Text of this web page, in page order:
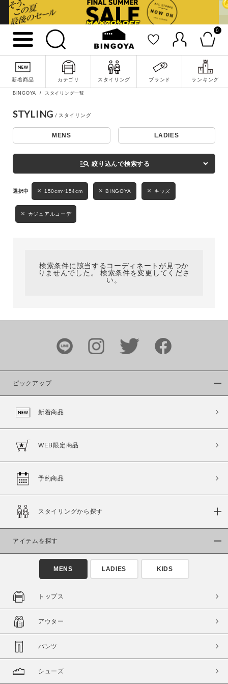
0
新着商品 カテゴリ スタイリング ブランド ランキング
詳細検索
キーワード
性別
MENS LADIES KIDS
ブランド
カラー
商品タイプ
通常商品
セール価格 WEB限定
在庫
在庫あり
BINGOYA スタイリング一覧
STYLING
MENS LADIES
manage_search 絞り込んで検索する
150cm~154cm BINGOYA キッズ
カジュアルコーデ
検索条件に該当するコーディネートが見つか
りませんでした。 検索条件を変更してくださ
い。
ピックアップ
新着商品
WEB限定商品
予約商品
スタイリングから探す
アイテムを探す
MENS LADIES KIDS
トップス
アウター
パンツ
シューズ